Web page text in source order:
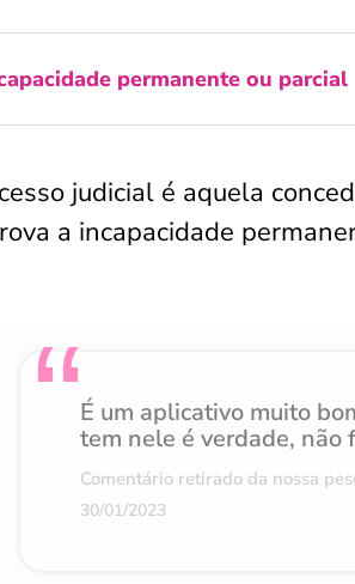
permanente ou parcial
judicial é aquela
a incapacidade
É um aplicativo muito
tem nele é verdade, não
Comentário retirado da nossa
30/01/2023